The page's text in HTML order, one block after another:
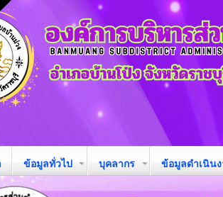
ข้อมูลทั่วไป บุคลากร ข้อมูลดำเนิน